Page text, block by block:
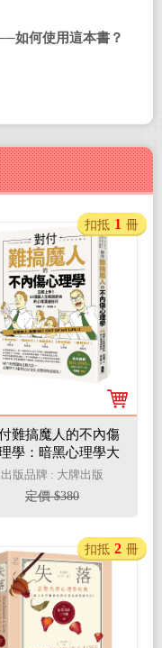
如何使用這本書？
難搞魔人的不內傷
學：暗黑心理學大
齊藤勇親授──64個
人生瞬間舒爽的心理
溝通技巧（二版）
出版品牌 : 大牌出版
定價 $380
扣抵 1 冊
扣抵 2 冊